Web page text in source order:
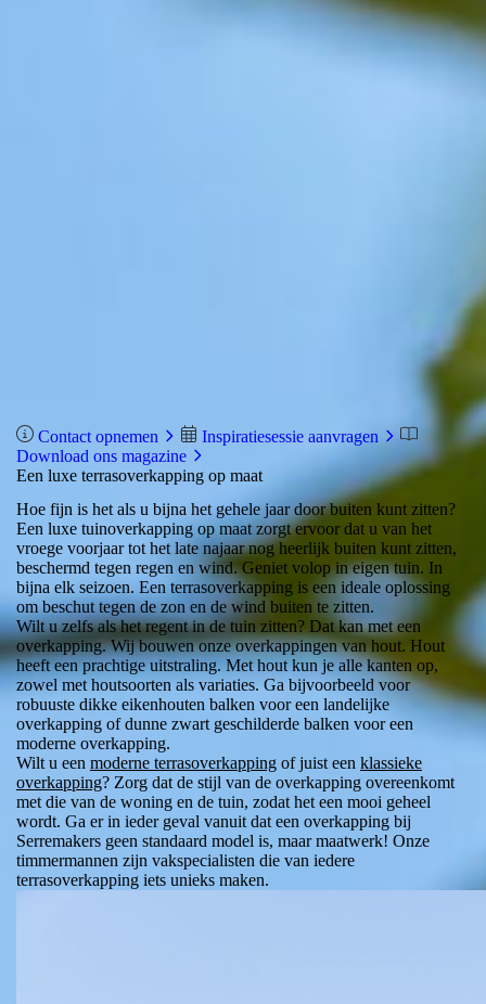
Contact opnemen
Inspiratiesessie aanvragen
Download ons magazine
Een luxe terrasoverkapping op maat
Hoe fijn is het als u bijna het gehele jaar door buiten kunt zitten?
Een luxe tuinoverkapping op maat zorgt ervoor dat u van het
vroege voorjaar tot het late najaar nog heerlijk buiten kunt zitten,
beschermd tegen regen en wind. Geniet volop in eigen tuin. In
bijna elk seizoen. Een terrasoverkapping is een ideale oplossing
om beschut tegen de zon en de wind buiten te zitten.
Wilt u zelfs als het regent in de tuin zitten? Dat kan met een
overkapping. Wij bouwen onze overkappingen van hout. Hout
heeft een prachtige uitstraling. Met hout kun je alle kanten op,
zowel met houtsoorten als variaties. Ga bijvoorbeeld voor
robuuste dikke eikenhouten balken voor een landelijke
overkapping of dunne zwart geschilderde balken voor een
moderne overkapping.
Wilt u een moderne terrasoverkapping of juist een klassieke
overkapping? Zorg dat de stijl van de overkapping overeenkomt
met die van de woning en de tuin, zodat het een mooi geheel
wordt. Ga er in ieder geval vanuit dat een overkapping bij
Serremakers geen standaard model is, maar maatwerk! Onze
timmermannen zijn vakspecialisten die van iedere
terrasoverkapping iets unieks maken.